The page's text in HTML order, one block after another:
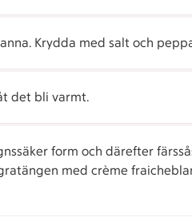
Krydda med salt och
det bli varmt.
form och därefter
med crème